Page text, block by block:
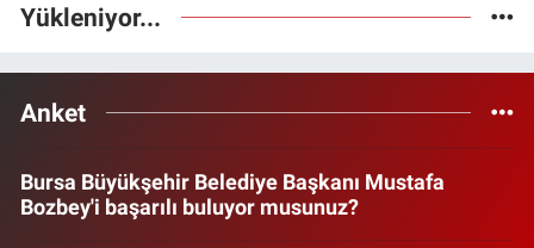
Yükleniyor...
Anket
Bursa Büyükşehir Belediye Başkanı Mustafa
Bozbey'i başarılı buluyor musunuz?